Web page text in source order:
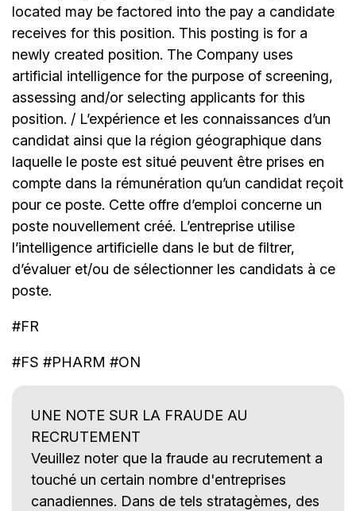
located may be factored into the pay a candidate
receives for this position. This posting is for a
newly created position. The Company uses
artificial intelligence for the purpose of screening,
assessing and/or selecting applicants for this
position. / L’expérience et les connaissances d’un
candidat ainsi que la région géographique dans
laquelle le poste est situé peuvent être prises en
compte dans la rémunération qu’un candidat reçoit
pour ce poste. Cette offre d’emploi concerne un
poste nouvellement créé. L’entreprise utilise
l’intelligence artificielle dans le but de filtrer,
d’évaluer et/ou de sélectionner les candidats à ce
poste.
#FR
#FS #PHARM #ON
UNE NOTE SUR LA FRAUDE AU
RECRUTEMENT
Veuillez noter que la fraude au recrutement a
touché un certain nombre d'entreprises
canadiennes. Dans de tels stratagèmes, des